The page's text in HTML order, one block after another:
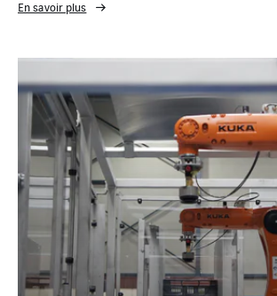
En savoir plus